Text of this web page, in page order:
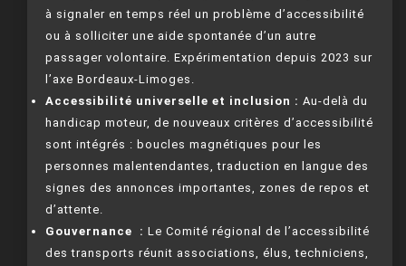
à signaler en temps réel un problème d’accessibilité
ou à solliciter une aide spontanée d’un autre
passager volontaire. Expérimentation depuis 2023 sur
l’axe Bordeaux-Limoges.
Accessibilité universelle et inclusion : Au-delà du
handicap moteur, de nouveaux critères d’accessibilité
sont intégrés : boucles magnétiques pour les
personnes malentendantes, traduction en langue des
signes des annonces importantes, zones de repos et
d’attente.
Gouvernance : Le Comité régional de l’accessibilité
des transports réunit associations, élus, techniciens,